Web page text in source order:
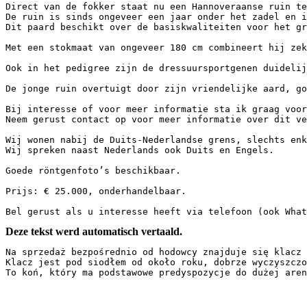
Direct van de fokker staat nu een Hannoveraanse
De ruin is sinds ongeveer een jaar onder het zadel en
Dit paard beschikt over de basiskwaliteiten voor
Met een stokmaat van ongeveer 180 cm combineert
Ook in het pedigree zijn de dressuursportgenen
De jonge ruin overtuigt door zijn vriendelijke aard,
Bij interesse of voor meer informatie sta ik graag
Neem gerust contact op voor meer informatie over dit
Wij wonen nabij de Duits-Nederlandse grens, slechts
Wij spreken naast Nederlands ook Duits en Engels.
Goede röntgenfoto’s beschikbaar.
Prijs: € 25.000, onderhandelbaar.
Bel gerust als u interesse heeft via telefoon (ook
Deze tekst werd automatisch vertaald.
Na sprzedaż bezpośrednio od hodowcy znajduje się
Klacz jest pod siodłem od około roku, dobrze
To koń, który ma podstawowe predyspozycje do dużej